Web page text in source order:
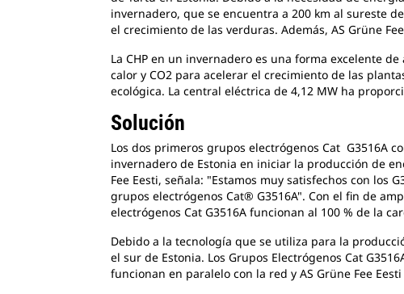
invernadero, que se encuentra a 200 km al sureste
el crecimiento de las verduras. Además, AS Grüne
La CHP en un invernadero es una forma excelente
calor y CO2 para acelerar el crecimiento de las
ecológica. La central eléctrica de 4,12 MW ha
Solución
Los dos primeros grupos electrógenos Cat G3516A
invernadero de Estonia en iniciar la producción de
Fee Eesti, señala: "Estamos muy satisfechos con
grupos electrógenos Cat® G3516A". Con el fin de
electrógenos Cat G3516A funcionan al 100 % de la
Debido a la tecnología que se utiliza para la
el sur de Estonia. Los Grupos Electrógenos Cat
funcionan en paralelo con la red y AS Grüne Fee